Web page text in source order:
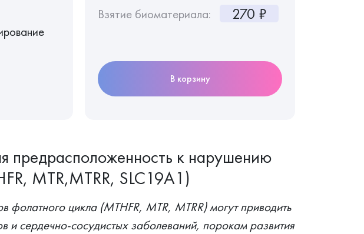
Взятие биоматериала: 270 ₽
В корзину
предрасположенность к нарушению
MTR,MTRR, SLC19A1)
фолатного цикла (MTHFR, MTR, MTRR) могут приводить
и сердечно-сосудистых заболеваний, порокам развития